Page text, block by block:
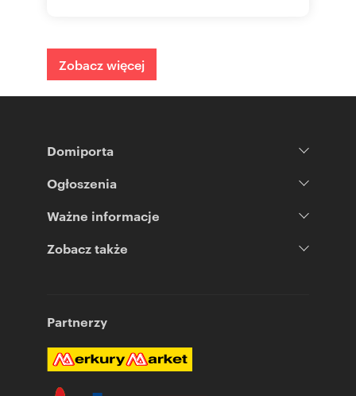
Zobacz więcej
Domiporta
Ogłoszenia
Ważne informacje
Zobacz także
Partnerzy